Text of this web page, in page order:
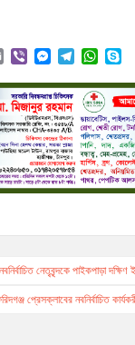
E
a
i
l
V
b
e
r
M
s
s
e
n
g
e
r
T
l
e
g
a
m
W
a
t
s
A
p
p
y
p
e
নেতৃবৃন্দকে পাইকপাড়া দক্ষিণ
প্রেসক্লাবের নবনির্বাচিত